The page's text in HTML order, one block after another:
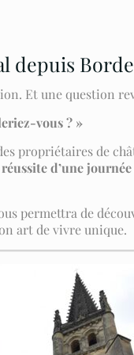
Et une question
vous ? »
propriétaires de
d’une
permettra de
art de vivre unique.